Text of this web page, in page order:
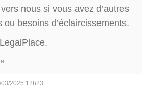
nous si vous avez d’autres
ou besoins d’éclaircissements.
2025 12h23